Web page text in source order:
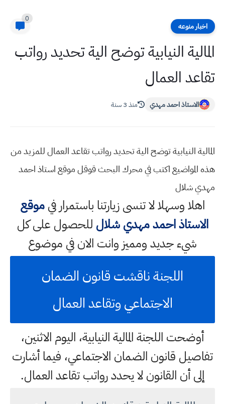
اخبار منوعه
0
المالية النيابية توضح الية تحديد رواتب
تقاعد العمال
الاستاذ احمد مهدي منذ 3 سنة
المالية النيابية توضح الية تحديد رواتب تقاعد العمال للمزيد من
هذه المواضيع اكتب في محرك البحث قوقل موقع استاذ احمد
مهدي شلال
اهلا وسهلالا تنسى زيارتنا باستمرار فيموقع
الاستاذ احمد مهدي شلال للحصول على كل
شيء جديد ومميز وانت الان في موضوع
اللجنة ناقشت قانون الضمان
الاجتماعي وتقاعد العمال
أوضحت اللجنة المالية النيابية، اليوم الاثنين،
تفاصيل قانون الضمان الاجتماعي، فيما أشارت
إلى أن القانون لا يحدد رواتب تقاعد العمال.